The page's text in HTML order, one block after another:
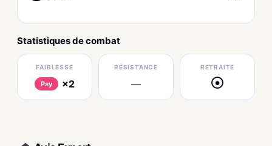
Statistiques de combat
FAIBLESSE
Psy ×2
RÉSISTANCE
—
RETRAITE
●